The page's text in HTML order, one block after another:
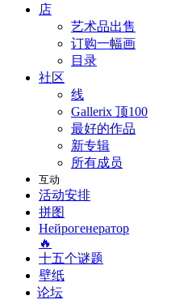
店
艺术品出售
订购一幅画
目录
社区
线
Gallerix 顶100
最好的作品
新专辑
所有成员
互动
活动安排
拼图
Нейрогенератор
🔥
十五个谜题
壁纸
论坛